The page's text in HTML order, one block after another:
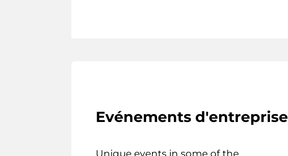
Evénements d'entreprise
Unique events in some of the